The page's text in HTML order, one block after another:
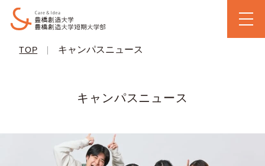
TOP | キャンパスニュース
キャンパスニュース